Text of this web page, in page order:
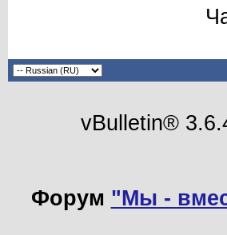
vBulletin®
Форум "Мы -